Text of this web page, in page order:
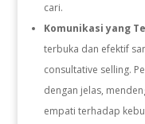
cari.
Komunikasi yang
terbuka dan efektif
consultative selling.
dengan jelas,
empati terhadap